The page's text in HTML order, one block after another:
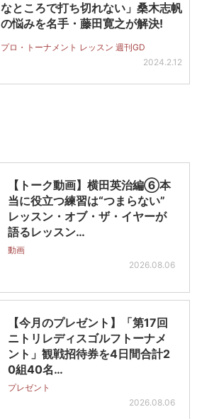
なところで打ち切れない」桑木志帆
の悩みを名手・藤田寛之が解決!
プロ・トーナメント レッスン 週刊GD
2024.2.12
【トーク動画】横田英治編⑥本
当に役立つ練習は“つまらない”
レッスン・オブ・ザ・イヤーが
語るレッスン…
動画
2026.08.06
【今月のプレゼント】「第17回
ニトリレディスゴルフトーナメ
ント」観戦招待券を4日間合計2
0組40名…
プレゼント
2026.08.06